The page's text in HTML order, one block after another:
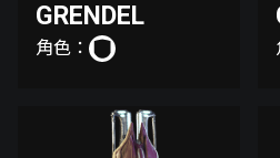
GRENDEL
角色：